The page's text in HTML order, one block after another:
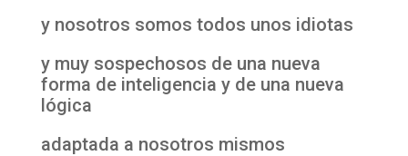
y nosotros somos todos unos idiotas
y muy sospechosos de una nueva
forma de inteligencia y de una nueva
lógica
adaptada a nosotros mismos